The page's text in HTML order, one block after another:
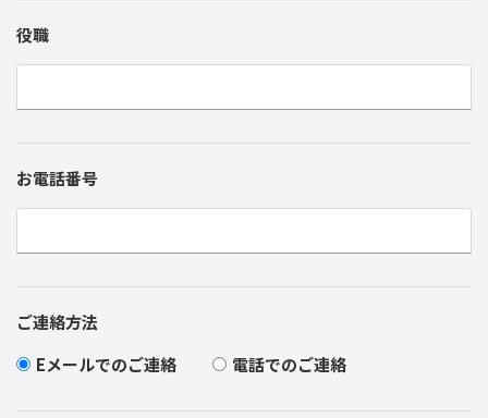
役職
お電話番号
ご連絡方法
Eメールでのご連絡
電話でのご連絡